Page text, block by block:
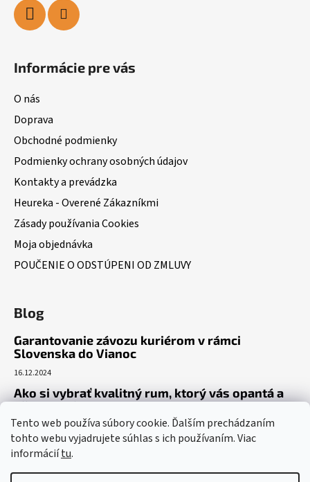
Tento web používa súbory cookie. Ďalším prechádzaním
tohto webu vyjadrujete súhlas s ich používaním. Viac
informáciítu.
Informácie pre vás
O nás
Doprava
Obchodné podmienky
Podmienky ochrany osobných údajov
Kontakty a prevádzka
Heureka - Overené Zákazníkmi
Zásady používania Cookies
Moja objednávka
POUČENIE O ODSTÚPENI OD ZMLUVY
Blog
Garantovanie závozu kuriérom v rámci
Slovenska do Vianoc
16.12.2024
Ako si vybrať kvalitný rum, ktorý vás opantá a
už nepustí?
16.6.2023
Dokonalý gin tonic recept – ako si pripraviť toto
osviežujúce letné eso?